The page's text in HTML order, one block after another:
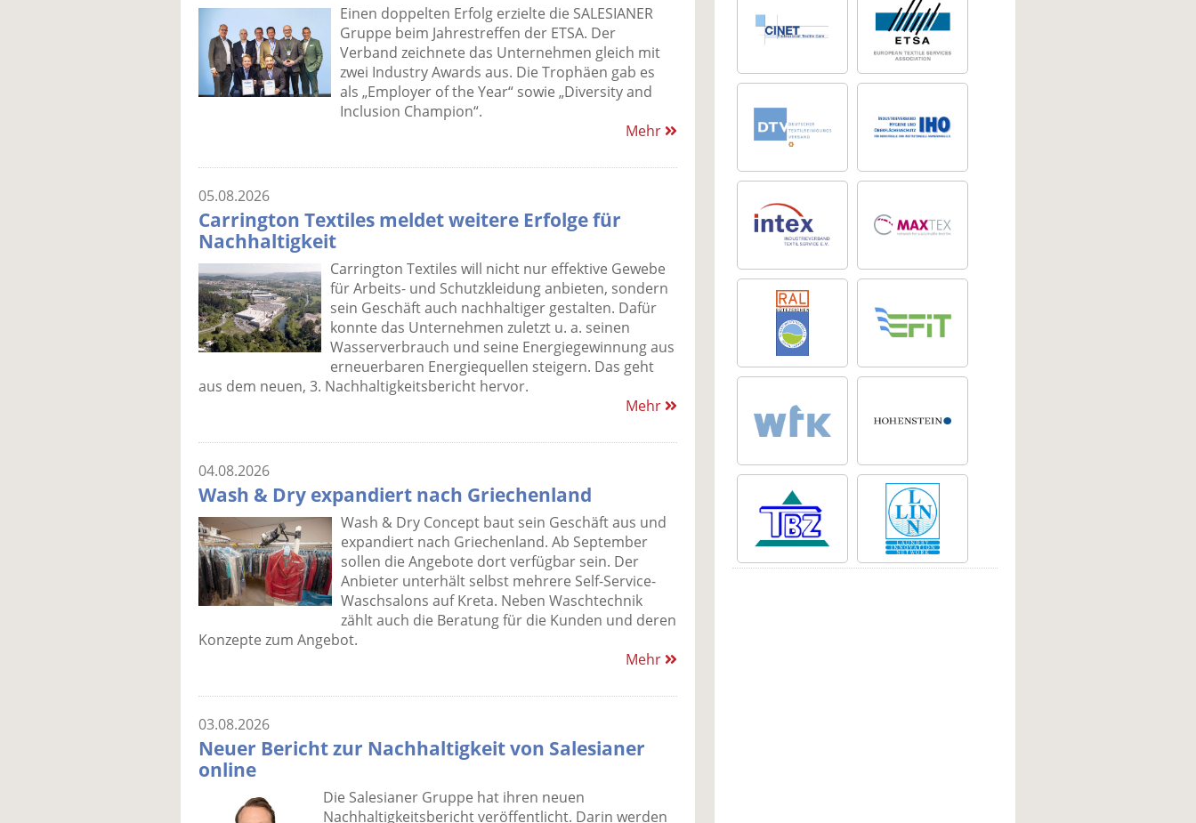
Einen doppelten Erfolg erzielte die SALESIANER
Gruppe beim Jahrestreffen der ETSA. Der
Verband zeichnete das Unternehmen gleich mit
zwei Industry Awards aus. Die Trophäen gab es
als „Employer of the Year“ sowie „Diversity and
Inclusion Champion“.
Mehr
05.08.2026
Carrington Textiles meldet weitere Erfolge für
Nachhaltigkeit
Carrington Textiles will nicht nur effektive Gewebe
für Arbeits- und Schutzkleidung anbieten, sondern
sein Geschäft auch nachhaltiger gestalten. Dafür
konnte das Unternehmen zuletzt u. a. seinen
Wasserverbrauch und seine Energiegewinnung aus
erneuerbaren Energiequellen steigern. Das geht
aus dem neuen, 3. Nachhaltigkeitsbericht hervor.
Mehr
04.08.2026
Wash & Dry expandiert nach Griechenland
Wash & Dry Concept baut sein Geschäft aus und
expandiert nach Griechenland. Ab September
sollen die Angebote dort verfügbar sein. Der
Anbieter unterhält selbst mehrere Self-Service-
Waschsalons auf Kreta. Neben Waschtechnik
zählt auch die Beratung für die Kunden und deren
Konzepte zum Angebot.
Mehr
03.08.2026
Neuer Bericht zur Nachhaltigkeit von Salesianer
online
Die Salesianer Gruppe hat ihren neuen
Nachhaltigkeitsbericht veröffentlicht. Darin werden